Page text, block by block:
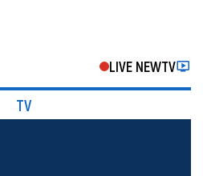
LIVE NEWTV
TV